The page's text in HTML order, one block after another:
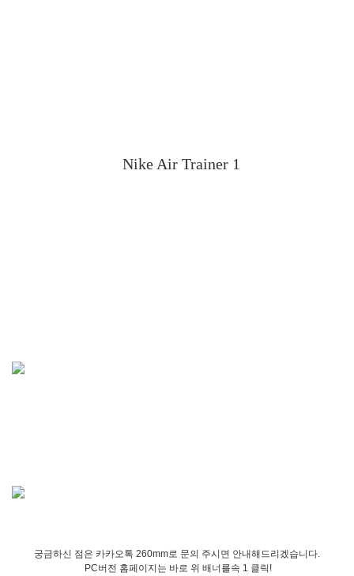
Nike Air Trainer 1
궁금하신 점은 카카오톡 260mm로 문의 주시면 안내해드리겠습니다.
PC버전 홈페이지는 바로 위 배너를속 1 클릭!